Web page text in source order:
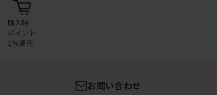
購入時
ポイント
1%還元
お問い合わせ